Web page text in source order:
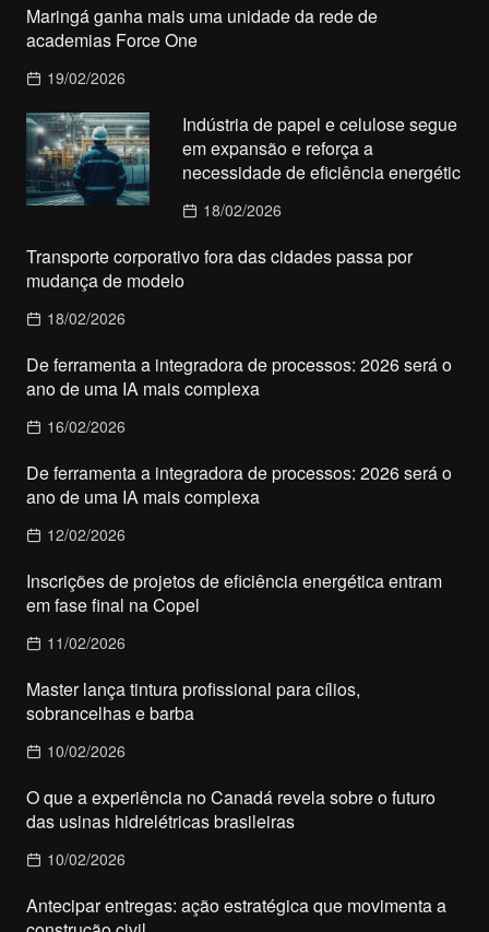
Maringá ganha mais uma unidade da rede de
academias Force One
19/02/2026
Indústria de papel e celulose segue
em expansão e reforça a
necessidade de eficiência energétic
18/02/2026
Transporte corporativo fora das cidades passa por
mudança de modelo
18/02/2026
De ferramenta a integradora de processos: 2026 será o
ano de uma IA mais complexa
16/02/2026
De ferramenta a integradora de processos: 2026 será o
ano de uma IA mais complexa
12/02/2026
Inscrições de projetos de eficiência energética entram
em fase final na Copel
11/02/2026
Master lança tintura profissional para cílios,
sobrancelhas e barba
10/02/2026
O que a experiência no Canadá revela sobre o futuro
das usinas hidrelétricas brasileiras
10/02/2026
Antecipar entregas: ação estratégica que movimenta a